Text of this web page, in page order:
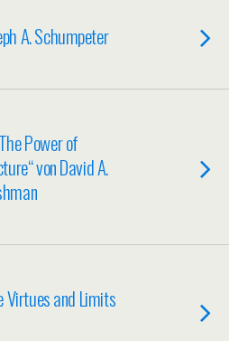
A. Schumpeter
Power of
von David A.
Virtues and Limits